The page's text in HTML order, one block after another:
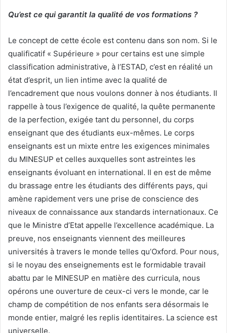
Qu’est ce qui garantit la qualité de vos formations ?
Le concept de cette école est contenu dans son nom. Si le
qualificatif « Supérieure » pour certains est une simple
classification administrative, à l’ESTAD, c’est en réalité un
état d’esprit, un lien intime avec la qualité de
l’encadrement que nous voulons donner à nos étudiants. Il
rappelle à tous l’exigence de qualité, la quête permanente
de la perfection, exigée tant du personnel, du corps
enseignant que des étudiants eux-mêmes. Le corps
enseignants est un mixte entre les exigences minimales
du MINESUP et celles auxquelles sont astreintes les
enseignants évoluant en international. Il en est de même
du brassage entre les étudiants des différents pays, qui
amène rapidement vers une prise de conscience des
niveaux de connaissance aux standards internationaux. Ce
que le Ministre d’Etat appelle l’excellence académique. La
preuve, nos enseignants viennent des meilleures
universités à travers le monde telles qu’Oxford. Pour nous,
si le noyau des enseignements est le formidable travail
abattu par le MINESUP en matière des curricula, nous
opérons une ouverture de ceux-ci vers le monde, car le
champ de compétition de nos enfants sera désormais le
monde entier, malgré les replis identitaires. La science est
universelle.